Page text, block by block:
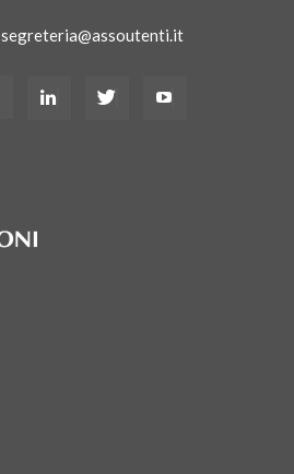
segreteria@assoutenti.it